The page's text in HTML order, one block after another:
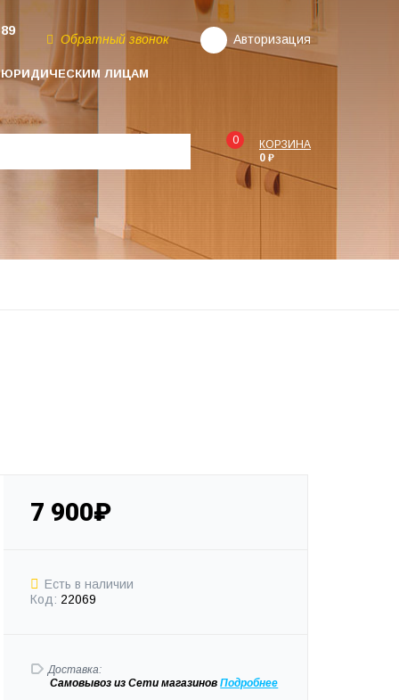
ЮРИДИЧЕСКИМ ЛИЦАМ
Обратный звонок Авторизация
0
КОРЗИНА
0 ₽
7 900₽
Есть в наличии
Код: 22069
Доставка:
Самовывозиз Сети магазиновПодробнее